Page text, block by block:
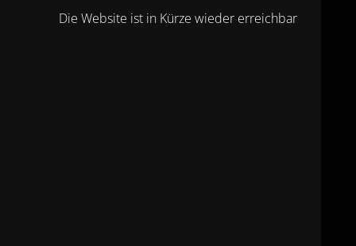
Die Website ist in Kürze wieder erreichbar